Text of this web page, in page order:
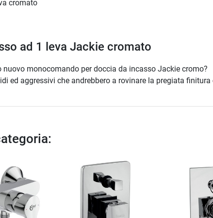
cromato
ad 1 leva Jackie cromato
monocomando per doccia da incasso Jackie cromo?
ed aggressivi che andrebbero a rovinare la pregiata